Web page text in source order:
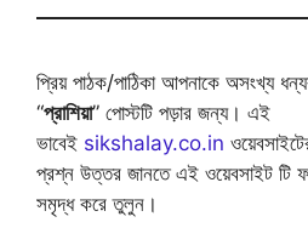
প্রিয় পাঠক/পাঠিকা আপনাকে অসংখ্য
“প্রাশিয়া” পোস্টটি পড়ার জন্য। এই
ভাবেই sikshalay.co.in
প্রশ্ন উত্তর জানতে এই ওয়েবসাইট টি
সমৃদ্ধ করে তুলুন।